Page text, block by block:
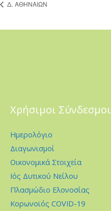
Δ. ΑΘΗΝΑΙΩΝ
Χρήσιμοι Σύνδεσμοι
Ημερολόγιο
Διαγωνισμοί
Οικονομικά Στοιχεία
Ιός Δυτικού Νείλου
Πλασμώδιο Ελονοσίας
Κορωνοϊός COVID-19